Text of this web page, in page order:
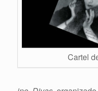
Cartel